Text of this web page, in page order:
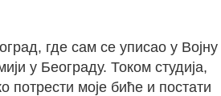
где сам се уписао у Војну
у Београду. Током студија,
потрести моје биће и постати